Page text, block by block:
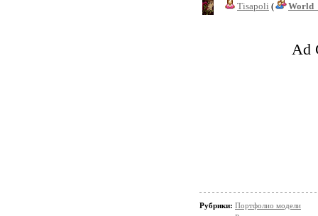
Tisapoli (
Ad
Рубрики: Портфолио модели